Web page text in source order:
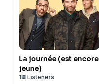
La journée (est encore
jeune)
18 Listeners